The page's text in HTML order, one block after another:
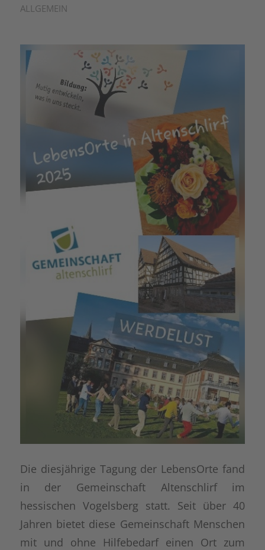
ALLGEMEIN
Die diesjährige Tagung der LebensOrte fand
in der Gemeinschaft Altenschlirf im
hessischen Vogelsberg statt. Seit über 40
Jahren bietet diese Gemeinschaft Menschen
mit und ohne Hilfebedarf einen Ort zum